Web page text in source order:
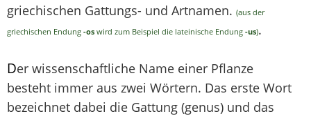
griechischen Gattungs- und Artnamen. (aus der
griechischen Endung -os wird zum Beispiel die lateinische Endung -us).
Der wissenschaftliche Name einer Pflanze
besteht immer aus zwei Wörtern. Das erste Wort
bezeichnet dabei die Gattung (genus) und das